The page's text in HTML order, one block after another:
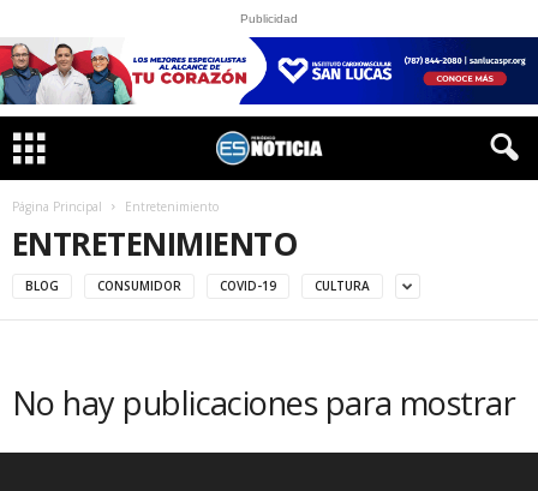
Publicidad
Página Principal Entretenimiento
ENTRETENIMIENTO
BLOG CONSUMIDOR COVID-19 CULTURA
No hay publicaciones para mostrar